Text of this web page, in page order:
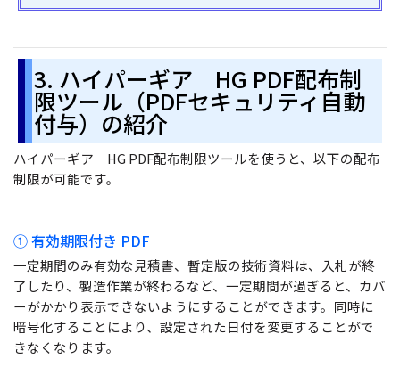
3. ハイパーギア HG PDF配布制
限ツール（PDFセキュリティ自動
付与）の紹介
ハイパーギア HG PDF配布制限ツールを使うと、以下の配布
制限が可能です。
① 有効期限付き PDF
一定期間のみ有効な見積書、暫定版の技術資料は、入札が終
了したり、製造作業が終わるなど、一定期間が過ぎると、カバ
ーがかかり表示できないようにすることができます。同時に
暗号化することにより、設定された日付を変更することがで
きなくなります。